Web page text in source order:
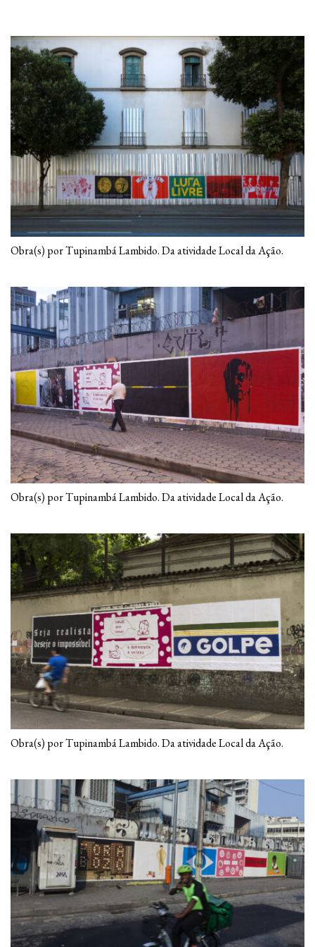
passagens para ‘locais de ação’ possíveis.
Na obra de Geiger, ‘locais de ação’ são
locais ‘entre’, locais-movimento, locais-
transformação, locais-constelação de
imagens, palavras, territórios, corpos e
ações, locais que resistem à representação,
locais de ambiguidade e opacidade, locais
que criam contradições na ordem do
mundo.
Obra(s) por Tupinambá Lambido. Da atividade Local da Ação.
Obra(s) por Tupinambá Lambido. Da atividade Local da Ação.
Obra(s) por Tupinambá Lambido. Da atividade Local da Ação.